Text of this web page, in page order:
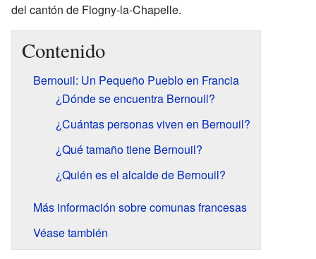
del cantón de Flogny-la-Chapelle.
Contenido
Bernouil: Un Pequeño Pueblo en Francia
¿Dónde se encuentra Bernouil?
¿Cuántas personas viven en Bernouil?
¿Qué tamaño tiene Bernouil?
¿Quién es el alcalde de Bernouil?
Más información sobre comunas francesas
Véase también